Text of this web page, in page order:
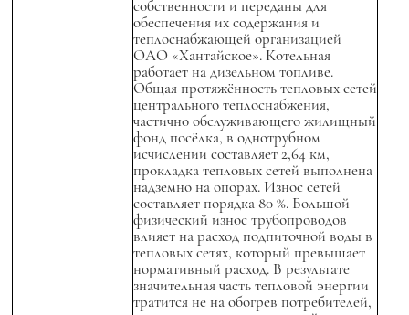
собственности и переданы для
обеспечения их содержания и
теплоснабжающей организацией
ОАО «Хантайское». Котельная
работает на дизельном топливе.
Общая протяжённость тепловых сетей
центрального теплоснабжения,
частично обслуживающего жилищный
фонд посёлка, в однотрубном
исчислении составляет 2,64 км,
прокладка тепловых сетей выполнена
надземно на опорах. Износ сетей
составляет порядка 80 %. Большой
физический износ трубопроводов
влияет на расход подпиточной воды в
тепловых сетях, который превышает
нормативный расход. В результате
значительная часть тепловой энергии
тратится не на обогрев потребителей,